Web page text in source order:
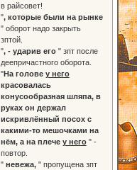
в райсовет!
", которые были на рынке
" оборот надо закрыть
зптой.
", - ударив его " зпт после
деепричастного оборота.
"На голове у него
красовалась
конусообразная шляпа, в
руках он держал
искривлённый посох с
какими-то мешочками на
нём, а на плече у него " -
повтор.
"невежа, " пропущена зпт